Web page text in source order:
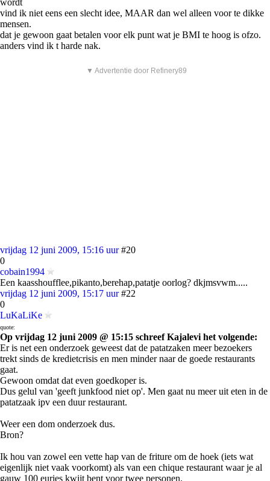
wordt
vind ik niet eens een slecht idee, MAAR dan wel alleen voor te dikke
mensen.
dat je gewoon gaat betalen voor elk punt wat je BMI te hoog is ofzo.
anders vind ik t harde nak.
▼ Advertentie door Refinery89
vrijdag 12 juni 2009, 15:16 uur #20
0
cobain1994
Een kaasshoufflee,pikanto,berehap,patatje oorlog? dkjmsvwm.....
vrijdag 12 juni 2009, 15:17 uur #22
0
LuKaLiKe
quote:
Op vrijdag 12 juni 2009 @ 15:15 schreef Kajalevi het volgende:
Er is net een onderzoek geweest dat de patatzaken meer bezoekers
trekt sinds de kredietcrisis en men minder naar de goede restaurants
gaat.
Gewoon omdat dat even goedkoper is.
Dus gelul van 'geeft junkfood niet op'. Men gaat nu meer uit eten in de
patatzaak ipv een duur restaurant.
Weer een dom onderzoek dus.
Bron?
Ik hou van zowel een vette hap van de friture om de hoek (iets wat
eigenlijk niet vaak voorkomt) als van een chique restaurant waar je al
gauw 100 euries kwijt bent voor twee personen.